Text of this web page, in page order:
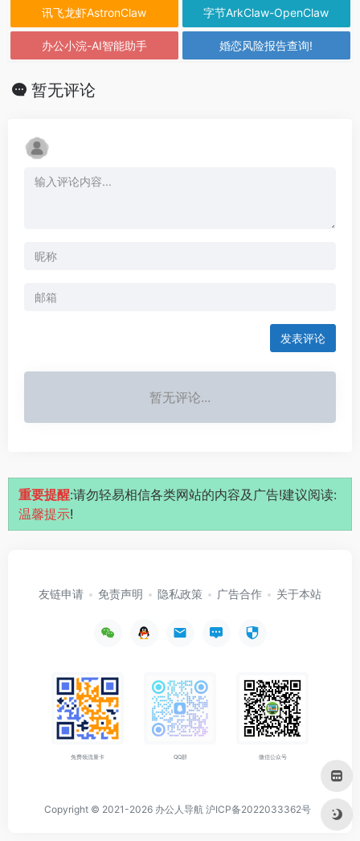
讯飞龙虾AstronClaw 字节ArkClaw-OpenClaw
办公小浣-AI智能助手 婚恋风险报告查询!
暂无评论
发表评论
暂无评论...
重要提醒:请勿轻易相信各类网站的内容及广告!建议阅读:
温馨提示!
友链申请 免责声明 隐私政策 广告合作 关于本站
免费领流量卡 QQ群 微信公众号
Copyright © 2021-2026 办公人导航 沪ICP备2022033362号